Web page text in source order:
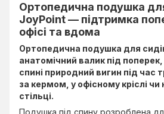
Ортопедична подушка
JoyPoint — підтримка
офісі та вдома
Ортопедична подушка для
анатомічний валик під
спині природний вигин під час
за кермом, у офісному кріслі
стільці.